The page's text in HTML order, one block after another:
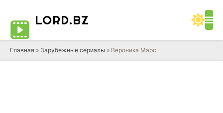
LORD.BZ
Главная » Зарубежные сериалы » Вероника Марс